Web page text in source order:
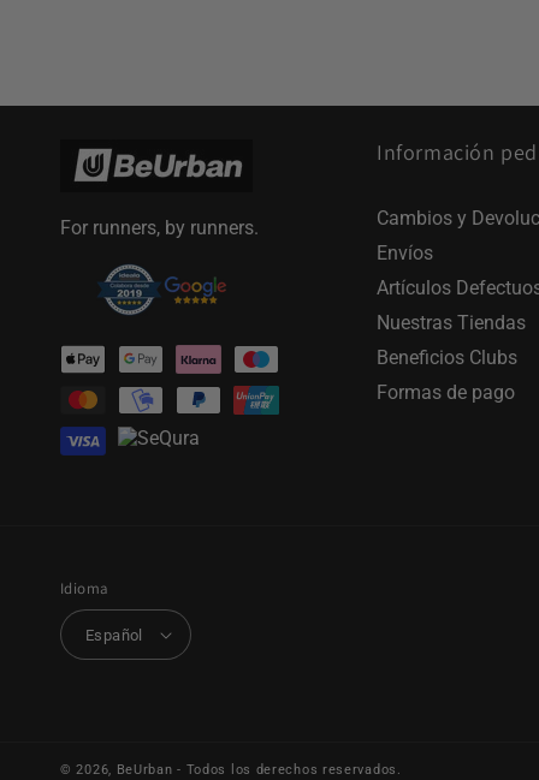
For runners, by runners.
Formas
de
pago
Información
Cambios y
Envíos
Artículos
Nuestras Tiendas
Beneficios Clubs
Formas de pago
Idioma
Español
© 2026, BeUrban - Todos los derechos reservados.